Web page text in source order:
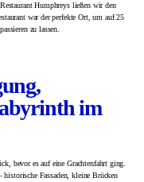
Humphreys ließen wir den
war der perfekte Ort, um auf 25
zu lassen.
im
bevor es auf eine Grachtenfahrt ging.
historische Fassaden, kleine Brücken